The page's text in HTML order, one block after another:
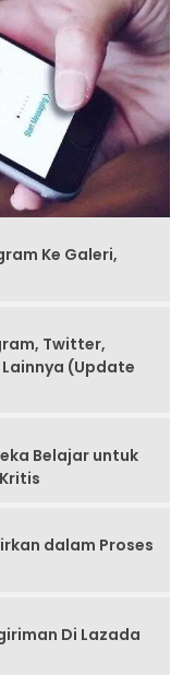
Ke Galeri,
Twitter,
(Update
Belajar untuk
dalam Proses
Di Lazada